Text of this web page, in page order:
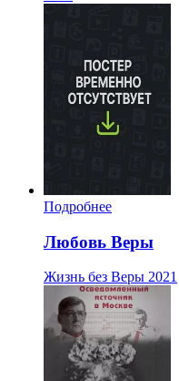
Подробнее
Любовь Веры
Жизнь без Веры 2021